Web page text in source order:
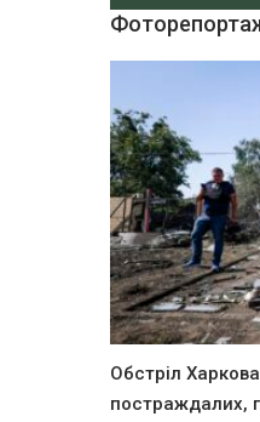
Обстріл
постраждалих,